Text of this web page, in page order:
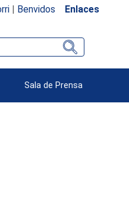
| Benvidos Enlaces
Sala de Prensa